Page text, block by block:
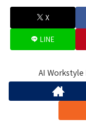
X
LINE
AI Workstyle